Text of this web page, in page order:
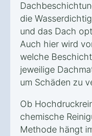
die
und das Dach
Auch hier wird
welche
jeweilige
um Schäden zu
Ob
chemische
Methode hängt